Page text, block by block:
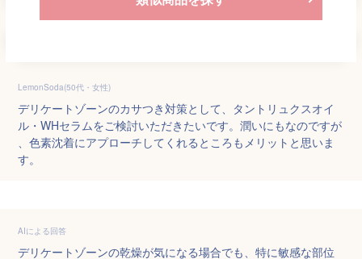
LemonSoda(50代・女性)
デリケートゾーンのカサつき対策として、タントリュクスオイ
ル・WHセラムをご検討いただきたいです。潤いにもなのですが
、色素沈着にアプローチしてくれるところもメリットと思いま
す。
AIによる回答
デリケートゾーンの乾燥が気になる場合でも、特に敏感な部位